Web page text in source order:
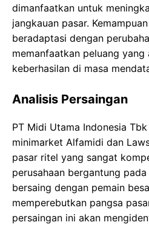
dimanfaatkan untuk
jangkauan pasar.
beradaptasi dengan
memanfaatkan peluang
keberhasilan di masa
Analisis Persaingan
PT Midi Utama Indonesia
minimarket Alfamidi dan
pasar ritel yang sangat
perusahaan bergantung
bersaing dengan pemain
memperebutkan pangsa
persaingan ini akan